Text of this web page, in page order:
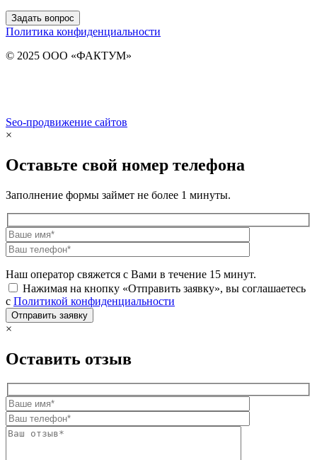
Задать вопрос
Политика конфиденциальности
© 2025 ООО «ФАКТУМ»
Seo-продвижение сайтов
×
Оставьте свой номер телефона
Заполнение формы займет не более 1 минуты.
Наш оператор свяжется с Вами в течение 15 минут.
Нажимая на кнопку «Отправить заявку», вы соглашаетесь
с Политикой конфиденциальности
×
Оставить отзыв